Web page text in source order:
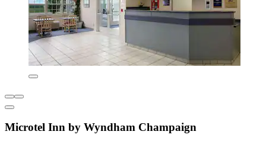
Microtel Inn by Wyndham Champaign